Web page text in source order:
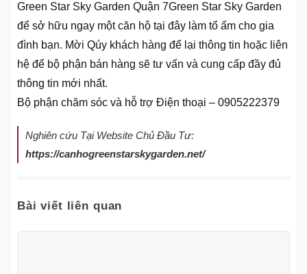
Green Star Sky Garden Quận 7Green Star Sky Garden
để sở hữu ngay một căn hộ tại đây làm tổ ấm cho gia
đình bạn. Mời Qúy khách hàng để lại thông tin hoặc liên
hệ để bộ phận bán hàng sẽ tư vấn và cung cấp đầy đủ
thông tin mới nhất.
Bộ phận chăm sóc và hỗ trợ Điện thoại – 0905222379
Nghiên cứu Tại Website Chủ Đầu Tư:
https://canhogreenstarskygarden.net/
Bài viết liên quan